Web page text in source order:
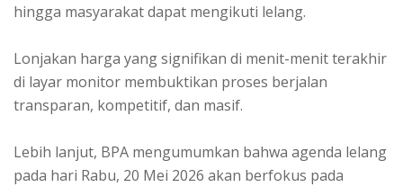
hingga masyarakat dapat mengikuti lelang.
Lonjakan harga yang signifikan di menit-menit terakhir
di layar monitor membuktikan proses berjalan
transparan, kompetitif, dan masif.
Lebih lanjut, BPA mengumumkan bahwa agenda lelang
pada hari Rabu, 20 Mei 2026 akan berfokus pada